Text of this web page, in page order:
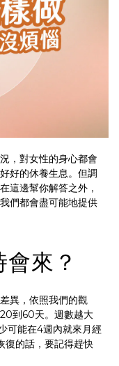
，對女性的身心都會
好的休養生息。但調
這邊幫你解答之外，
們都會盡可能地提供
來？
異，依照我們的觀
到60天。週數越大
可能在4週內就來月經
復的話，要記得趕快